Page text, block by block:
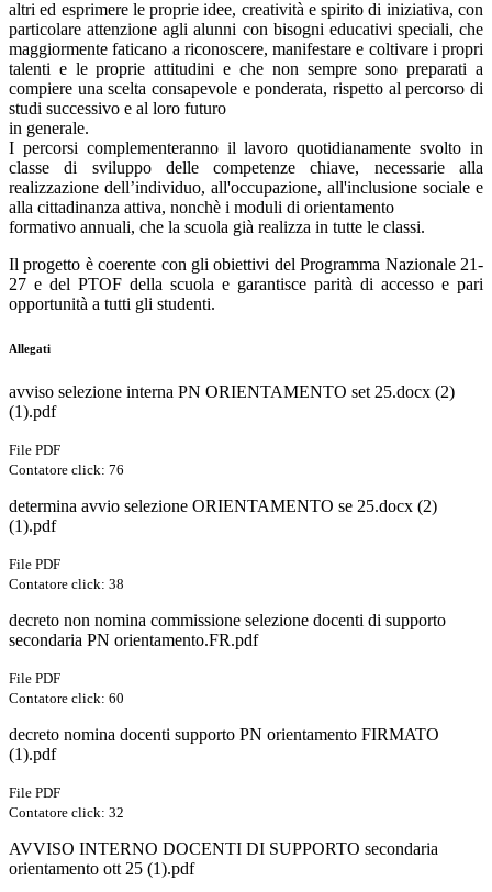
altri ed esprimere le proprie idee, creatività e spirito di iniziativa, con
particolare attenzione agli alunni con bisogni educativi speciali, che
maggiormente faticano a riconoscere, manifestare e coltivare i propri
talenti e le proprie attitudini e che non sempre sono preparati a
compiere una scelta consapevole e ponderata, rispetto al percorso di
studi successivo e al loro futuro
in generale.
I percorsi complementeranno il lavoro quotidianamente svolto in
classe di sviluppo delle competenze chiave, necessarie alla
realizzazione dell’individuo, all'occupazione, all'inclusione sociale e
alla cittadinanza attiva, nonchè i moduli di orientamento
formativo annuali, che la scuola già realizza in tutte le classi.
Il progetto è coerente con gli obiettivi del Programma Nazionale 21-
27 e del PTOF della scuola e garantisce parità di accesso e pari
opportunità a tutti gli studenti.
Allegati
avviso selezione interna PN ORIENTAMENTO set 25.docx (2)
(1).pdf
File PDF
Contatore click: 76
determina avvio selezione ORIENTAMENTO se 25.docx (2)
(1).pdf
File PDF
Contatore click: 38
decreto non nomina commissione selezione docenti di supporto
secondaria PN orientamento.FR.pdf
File PDF
Contatore click: 60
decreto nomina docenti supporto PN orientamento FIRMATO
(1).pdf
File PDF
Contatore click: 32
AVVISO INTERNO DOCENTI DI SUPPORTO secondaria
orientamento ott 25 (1).pdf